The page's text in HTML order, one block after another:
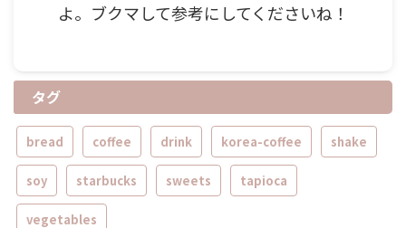
よ。ブクマして参考にしてくださいね！
タグ
bread coffee drink korea-coffee shake
soy starbucks sweets tapioca
vegetables